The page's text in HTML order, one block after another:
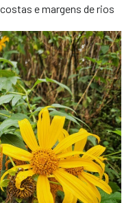
e margens de rios